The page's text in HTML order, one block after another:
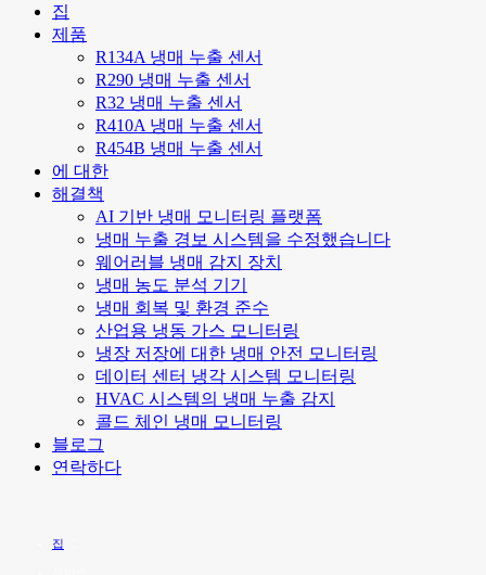
집
제품
R134A 냉매 누출 센서
R290 냉매 누출 센서
R32 냉매 누출 센서
R410A 냉매 누출 센서
R454B 냉매 누출 센서
에 대한
해결책
AI 기반 냉매 모니터링 플랫폼
냉매 누출 경보 시스템을 수정했습니다
웨어러블 냉매 감지 장치
냉매 농도 분석 기기
냉매 회복 및 환경 준수
산업용 냉동 가스 모니터링
냉장 저장에 대한 냉매 안전 모니터링
데이터 센터 냉각 시스템 모니터링
HVAC 시스템의 냉매 누출 감지
콜드 체인 냉매 모니터링
블로그
연락하다
집